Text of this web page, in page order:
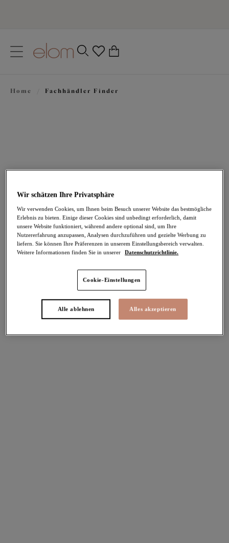
Ihr Land
Sprache
Home Fachhändler Finder
beraten, die dafür sorgt, dass Sie atemberaubend aussehen und sich
auch so fühlen. Um einen Fachhändler in Ihrer Nähe zu finden,
geben Sie einfach unten Ihre Adresse ein.
Um Ihren nächstgelegenen
Fachhändler zu finden, geben Sie
Namen der Stadt oder des Landes ein.
Wir schätzen Ihre Privatsphäre
Wir verwenden Cookies, um Ihnen beim Besuch unserer Website das bestmögliche
Erlebnis zu bieten. Einige dieser Cookies sind unbedingt erforderlich, damit
unsere Website funktioniert, während andere optional sind, um Ihre
Nutzererfahrung anzupassen, Analysen durchzuführen und gezielte Werbung zu
liefern. Sie können Ihre Präferenzen in unserem Einstellungsbereich verwalten.
Weitere Informationen finden Sie in unserer
Datenschutzrichtlinie.
Cookie-Einstellungen
Alle ablehnen Alles akzeptieren